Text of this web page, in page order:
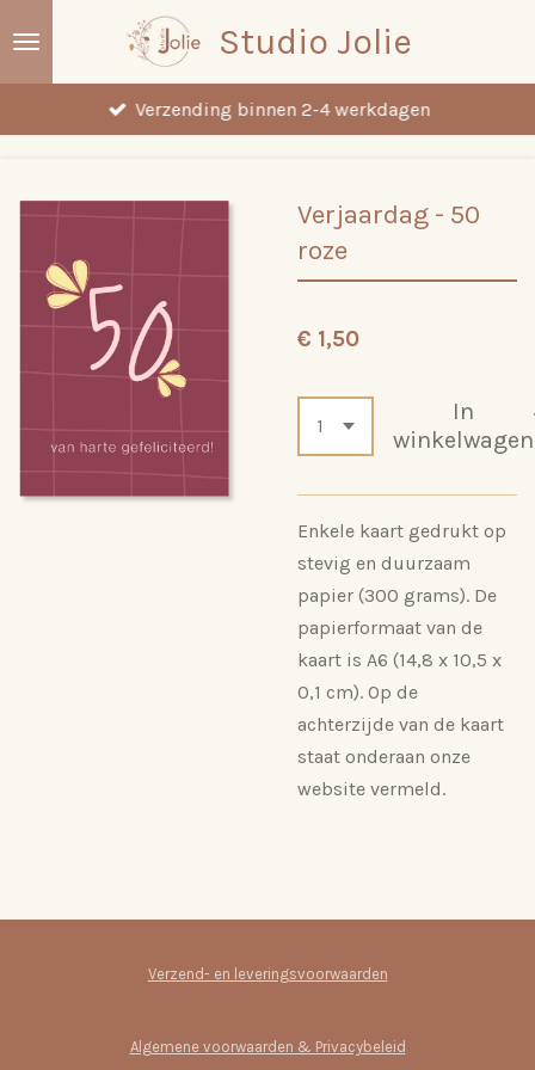
Studio Jolie
Verzending binnen 2-4 werkdagen
Verjaardag - 50
roze
€ 1,50
In
winkelwagen
Enkele kaart gedrukt op
stevig en duurzaam
papier (300 grams). De
papierformaat van de
kaart is A6 (14,8 x 10,5 x
0,1 cm). Op de
achterzijde van de kaart
staat onderaan onze
website vermeld.
Verzend- en leveringsvoorwaarden
Algemene voorwaarden & Privacybeleid